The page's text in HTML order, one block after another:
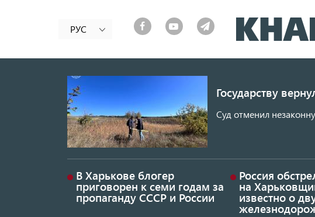
РУС
Государству
Суд отменил
В Харькове блогер
приговорен к семи годам за
пропаганду СССР и России
Россия
на
известно о